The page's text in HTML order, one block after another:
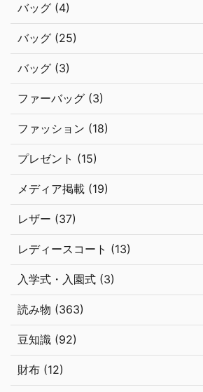
バッグ (4)
バッグ (25)
バッグ (3)
ファーバッグ (3)
ファッション (18)
プレゼント (15)
メディア掲載 (19)
レザー (37)
レディースコート (13)
入学式・入園式 (3)
読み物 (363)
豆知識 (92)
財布 (12)